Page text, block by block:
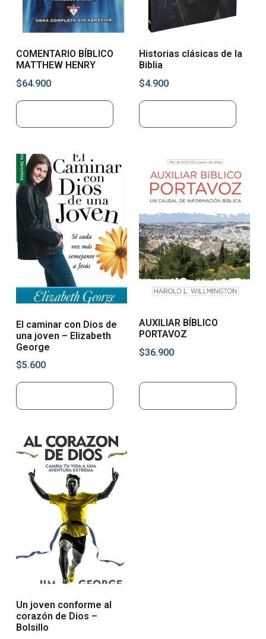
COMENTARIO BÍBLICO
MATTHEW HENRY
$64.900
Historias clásicas de la
Biblia
$4.900
El caminar con Dios de
una joven – Elizabeth
George
$5.600
AUXILIAR BÍBLICO
PORTAVOZ
$36.900
Un joven conforme al
corazón de Dios –
Bolsillo